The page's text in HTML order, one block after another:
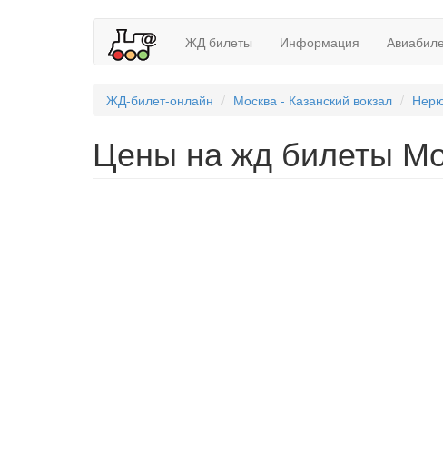
ЖД билеты Информация
ЖД-билет-онлайн Москва - Казанский вокзал
Цены на жд билеты